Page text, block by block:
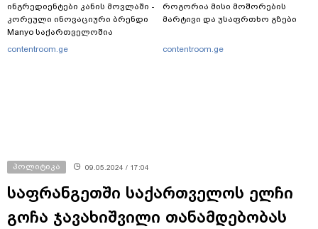
ინგრედიენტები კანის მოვლაში -
კორეული ინოვაციური ბრენდი
Manyo საქართველოშია
contentroom.ge
როგორია მისი მოშორების
მარტივი და უსაფრთხო გზები
contentroom.ge
პოლიტიკა 09.05.2024 / 17:04
საფრანგეთში საქართველოს ელჩი
გოჩა ჯავახიშვილი თანამდებობას